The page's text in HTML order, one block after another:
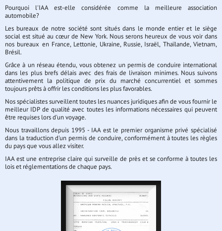
Pourquoi l'IAA est-elle considérée comme la meilleure association
automobile?
Les bureaux de notre société sont situés dans le monde entier et le siège
social est situé au cœur de New York. Nous serons heureux de vous voir dans
nos bureaux en France, Lettonie, Ukraine, Russie, Israël, Thaïlande, Vietnam,
Brésil.
Grâce à un réseau étendu, vous obtenez un permis de conduire international
dans les plus brefs délais avec des frais de livraison minimes. Nous suivons
attentivement la politique de prix du marché concurrentiel et sommes
toujours prêts à offrir les conditions les plus favorables.
Nos spécialistes surveillent toutes les nuances juridiques afin de vous fournir le
meilleur IDP de qualité avec toutes les informations nécessaires qui peuvent
être requises lors d'un voyage.
Nous travaillons depuis 1995 - IAA est le premier organisme privé spécialisé
dans la traduction d'un permis de conduire, conformément à toutes les règles
du pays que vous allez visiter.
IAA est une entreprise claire qui surveille de près et se conforme à toutes les
lois et réglementations de chaque pays.